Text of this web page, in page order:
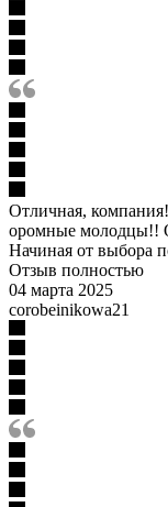
Отличная,
оромные молодцы!!
Начиная от выбора
Отзыв полностью
04 марта 2025
corobeinikowa21